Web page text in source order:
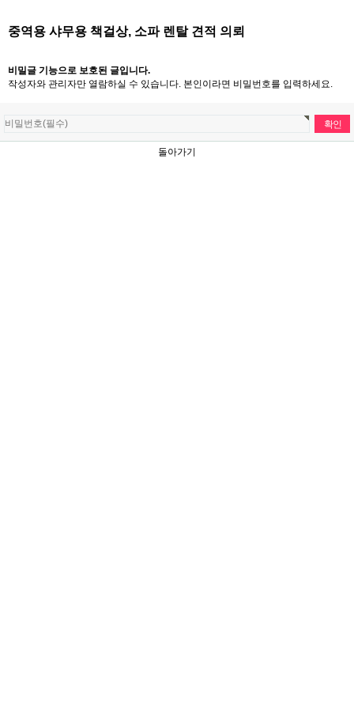
중역용 샤무용 책걸상, 소파 렌탈 견적 의뢰
비밀글 기능으로 보호된 글입니다.
작성자와 관리자만 열람하실 수 있습니다. 본인이라면 비밀번호를 입력하세요.
돌아가기